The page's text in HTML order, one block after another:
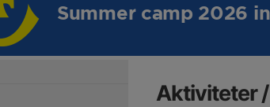
Summer camp 2026
Aktiviteter